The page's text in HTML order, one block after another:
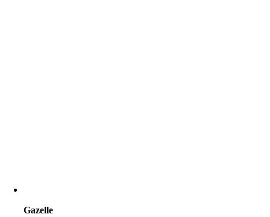
Gazelle